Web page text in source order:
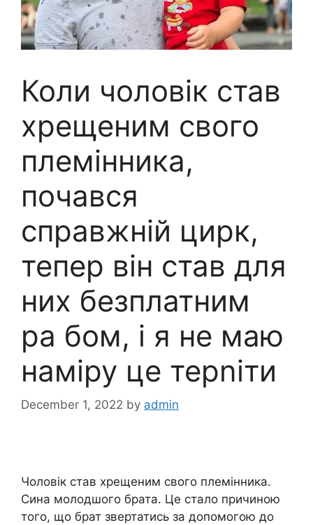
Коли чоловік став
хрещеним свого
племінника,
почався
справжній цирк,
тепер він став для
них безплатним
ра бом, і я не маю
наміру це терnіти
December 1, 2022 by admin
Чоловік став хрещеним свого племінника.
Сина молодшого брата. Це стало причиною
того, що брат звертатись за допомогою до